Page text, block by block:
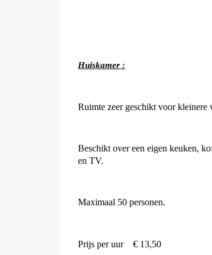
Huiskamer :
Ruimte zeer geschikt voor kleinere
Beschikt over een eigen keuken,
en TV.
Maximaal 50 personen.
Prijs per uur € 13,50